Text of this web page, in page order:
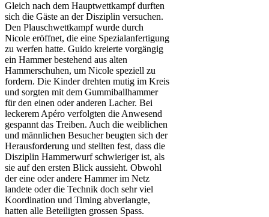
Gleich nach dem Hauptwettkampf durften
sich die Gäste an der Disziplin versuchen.
Den Plauschwettkampf wurde durch
Nicole eröffnet, die eine Spezialanfertigung
zu werfen hatte. Guido kreierte vorgängig
ein Hammer bestehend aus alten
Hammerschuhen, um Nicole speziell zu
fordern. Die Kinder drehten mutig im Kreis
und sorgten mit dem Gummiballhammer
für den einen oder anderen Lacher. Bei
leckerem Apéro verfolgten die Anwesend
gespannt das Treiben. Auch die weiblichen
und männlichen Besucher beugten sich der
Herausforderung und stellten fest, dass die
Disziplin Hammerwurf schwieriger ist, als
sie auf den ersten Blick aussieht. Obwohl
der eine oder andere Hammer im Netz
landete oder die Technik doch sehr viel
Koordination und Timing abverlangte,
hatten alle Beteiligten grossen Spass.